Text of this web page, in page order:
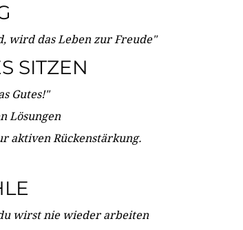
wird das Leben zur Freude"
SITZEN
Gutes!"
Lösungen
aktiven Rückenstärkung.
wirst nie wieder arbeiten